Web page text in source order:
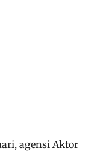
agensi Aktor